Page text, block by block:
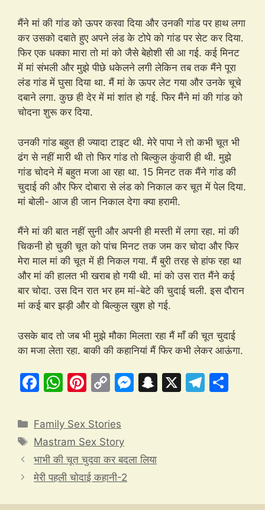
मैंने मां की गांड को ऊपर करवा दिया और उनकी गांड पर हाथ लगा
कर उसको दबाते हुए अपने लंड के टोपे को गांड पर सेट कर दिया.
फिर एक धक्का मारा तो मां को जैसे बेहोशी सी आ गई. कई मिनट
में मां संभली और मुझे पीछे धकेलने लगी लेकिन तब तक मैंने पूरा
लंड गांड में घुसा दिया था. मैं मां के ऊपर लेट गया और उनके चूचे
दबाने लगा. कुछ ही देर में मां शांत हो गई. फिर मैंने मां की गांड को
चोदना शुरू कर दिया.
उनकी गांड बहुत ही ज्यादा टाइट थी. मेरे पापा ने तो कभी चूत भी
ढंग से नहीं मारी थी तो फिर गांड तो बिल्कुल कुंवारी ही थी. मुझे
गांड चोदने में बहुत मजा आ रहा था. 15 मिनट तक मैंने गांड की
चुदाई की और फिर दोबारा से लंड को निकाल कर चूत में पेल दिया.
मां बोली- आज ही जान निकाल देगा क्या हरामी.
मैंने मां की बात नहीं सुनी और अपनी ही मस्ती में लगा रहा. मां की
चिकनी हो चुकी चूत को पांच मिनट तक जम कर चोदा और फिर
मेरा माल मां की चूत में ही निकल गया. मैं बुरी तरह से हांफ रहा था
और मां की हालत भी खराब हो गयी थी. मां को उस रात मैंने कई
बार चोदा. उस दिन रात भर हम मां-बेटे की चुदाई चली. इस दौरान
मां कई बार झड़ी और वो बिल्कुल खुश हो गई.
उसके बाद तो जब भी मुझे मौका मिलता रहा मैं माँ की चूत चुदाई
का मजा लेता रहा. बाकी की कहानियां मैं फिर कभी लेकर आऊंगा.
F
c
e
b
o
W
at
s
A
p
Pi
er
e
st
C
p
y
Li
n
M
e
S
X
T
Categories
Family Sex Stories
Tags
Mastram Sex Story
भाभी की चूत चुदवा कर बदला लिया
मेरी पहली चोदाई कहानी-2